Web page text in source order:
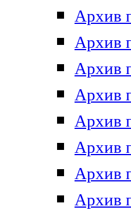
Архив
Архив
Архив
Архив
Архив
Архив
Архив
Архив